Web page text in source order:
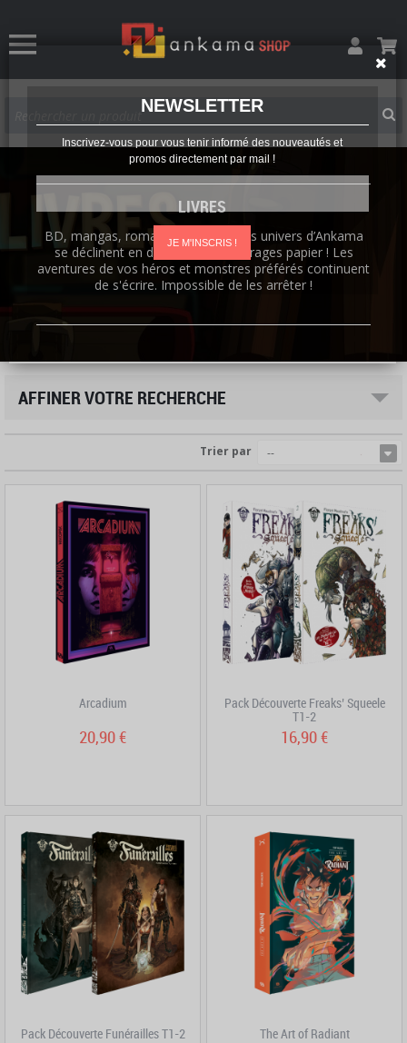
NEWSLETTER
Inscrivez-vous pour vous tenir informé des nouveautés et
promos directement par mail !
JE M'INSCRIS !
LIVRES
BD, mangas, romans, artbooks : les univers d’Ankama
se déclinent en de nombreux ouvrages papier ! Les
aventures de vos héros et monstres préférés continuent
de s'écrire. Impossible de les arrêter !
AFFINER VOTRE RECHERCHE
Trier par --
Arcadium
20,90 €
Pack Découverte Freaks’ Squeele
T1-2
16,90 €
Pack Découverte Funérailles T1-2 The Art of Radiant